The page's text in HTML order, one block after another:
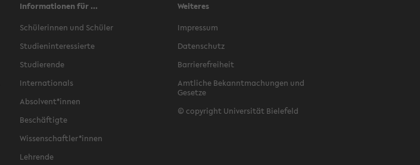
Informationen für ...
Schülerinnen und Schüler
Studieninteressierte
Studierende
Internationals
Absolvent*innen
Beschäftigte
Wissenschaftler*innen
Lehrende
Weiteres
Impressum
Datenschutz
Barrierefreiheit
Amtliche Bekanntmachungen und
Gesetze
© copyright Universität Bielefeld